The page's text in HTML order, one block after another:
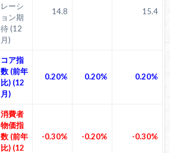
レーシ
ョン期
待 (12
月)
14.8 15.4
コア指
数 (前年
比) (12
月)
0.20% 0.20% 0.20%
消費者
物価指
数 (前年
比) (12
-0.30% -0.20% -0.30%